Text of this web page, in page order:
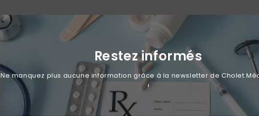
Restez informés
Ne manquez plus aucune information grâce à la newsletter de Cholet
!
Aucun avis n'a été publié pour le moment.